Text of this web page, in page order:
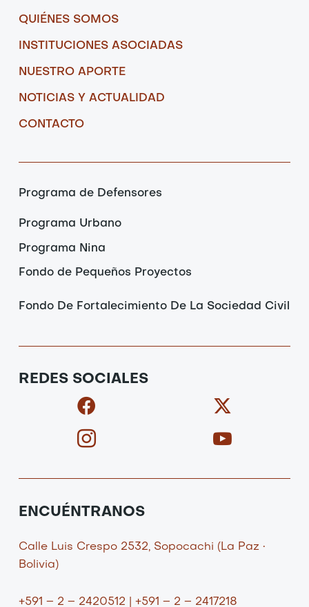
QUIÉNES SOMOS
INSTITUCIONES ASOCIADAS
NUESTRO APORTE
NOTICIAS Y ACTUALIDAD
CONTACTO
Programa de Defensores
Programa Urbano
Programa Nina
Fondo de Pequeños Proyectos
Fondo De Fortalecimiento De La Sociedad Civil
REDES SOCIALES
F
a
c
b
o
X
t
i
r
I
c
o
-
n
t
r
I
o
-
t
e
ENCUÉNTRANOS
Calle Luis Crespo 2532, Sopocachi (La Paz •
Bolivia)
+591 – 2 – 2420512 | +591 – 2 – 2417218